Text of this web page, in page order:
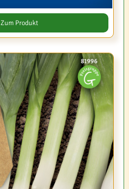
Zum Produkt